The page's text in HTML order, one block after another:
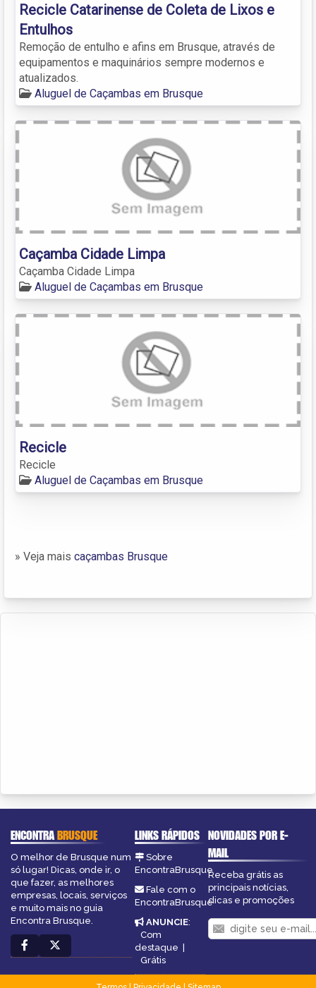
Recicle Catarinense de Coleta de Lixos e
Entulhos
Remoção de entulho e afins em Brusque, através de
equipamentos e maquinários sempre modernos e
atualizados.
Aluguel de Caçambas em Brusque
Caçamba Cidade Limpa
Caçamba Cidade Limpa
Aluguel de Caçambas em Brusque
Recicle
Recicle
Aluguel de Caçambas em Brusque
» Veja mais caçambas Brusque
ENCONTRABRUSQUE
O melhor de Brusque num
só lugar! Dicas, onde ir, o
que fazer, as melhores
empresas, locais, serviços
e muito mais no guia
Encontra Brusque.
LINKS RÁPIDOS
Sobre
EncontraBrusque
Fale com o
EncontraBrusque
ANUNCIE:
Com
destaque |
Grátis
NOVIDADES POR E-
MAIL
Receba grátis as
principais notícias,
dicas e promoções